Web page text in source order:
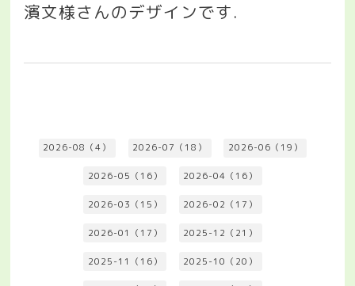
濱文様さんのデザインです.
2026-08（4） 2026-07（18） 2026-06（19）
2026-05（16） 2026-04（16）
2026-03（15） 2026-02（17）
2026-01（17） 2025-12（21）
2025-11（16） 2025-10（20）